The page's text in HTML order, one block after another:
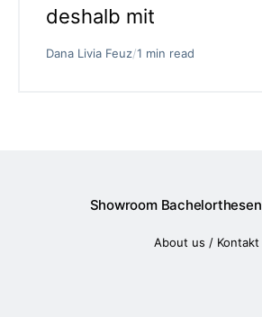
deshalb mit
Dana Livia Feuz/1 min read
Showroom Bachelorthesen
About us / Kontakt